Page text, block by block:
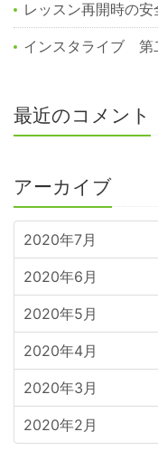
レッスン再開時の
インスタライブ 第
最近のコメント
アーカイブ
2020年7月
2020年6月
2020年5月
2020年4月
2020年3月
2020年2月